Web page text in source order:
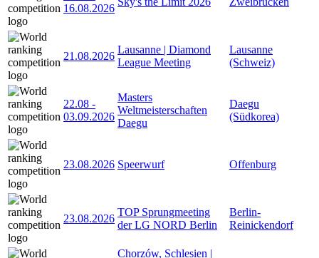
16.08.2026
21.08.2026
Lausanne | Diamond
League Meeting
Lausanne
(Schweiz)
22.08 -
03.09.2026
Masters
Weltmeisterschaften
Daegu
Daegu
(Südkorea)
23.08.2026 Speerwurf Offenburg
23.08.2026
TOP Sprungmeeting
der LG NORD Berlin
Berlin-
Reinickendorf
Chorzów, Schlesien |